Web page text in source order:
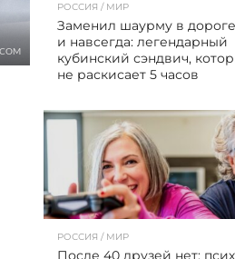
РОССИЯ / МИР
Заменил шаурму в
и навсегда: легендарный
кубинский сэндвич,
не раскисает 5 часов
РОССИЯ / МИР
После 40 друзей нет: